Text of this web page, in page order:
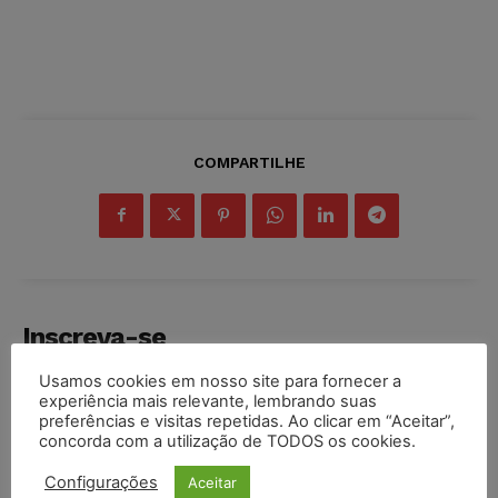
COMPARTILHE
Inscreva-se
Usamos cookies em nosso site para fornecer a
experiência mais relevante, lembrando suas
preferências e visitas repetidas. Ao clicar em “Aceitar”,
concorda com a utilização de TODOS os cookies.
Configurações Aceitar